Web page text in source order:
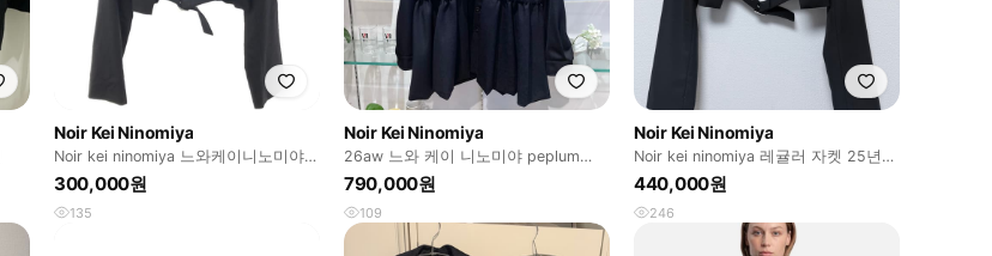
Noir Kei Ninomiya
Noir kei ninomiya 느와케이니노미야
볼레로 자켓 s
300,000원
135
Noir Kei Ninomiya
26aw 느와 케이 니노미야 peplum
jacket
790,000원
109
Noir Kei Ninomiya
Noir kei ninomiya 레귤러 자켓 25년제
조
440,000원
246